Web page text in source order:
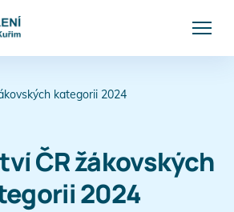
kategorii 2024
ČR žákovských
2024